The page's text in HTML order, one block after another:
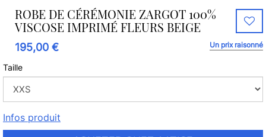
ROBE DE CÉRÉMONIE ZARGOT 100%
VISCOSE IMPRIMÉ FLEURS BEIGE
195,00 € Un prix raisonné
Taille
Infos produit